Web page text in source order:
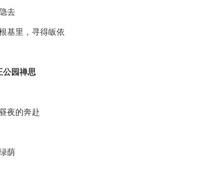
去
里，寻得皈依
公园禅思
夜的奔赴
荫